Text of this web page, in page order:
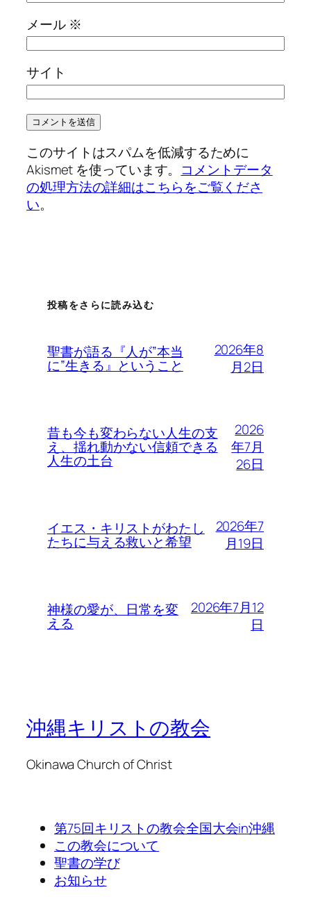
メール ※
サイト
このサイトはスパムを低減するために
Akismet を使っています。 コメントデータ
の処理方法の詳細はこちらをご覧くださ
い。
投稿をさらに読み込む
聖書が語る『人が”本当
に”生きる』ということ
2026年8
月2日
昔も今も変わらない人生の支
え、揺れ動かない信頼できる
人生の土台
2026
年7月
26日
イエス・キリストがわたし
たちに与える救いと希望
2026年7
月19日
神様の愛が、日常を変
える
2026年7月12
日
沖縄キリストの教会
Okinawa Church of Christ
第75回キリストの教会全国大会in沖縄
この教会について
聖書の学び
お知らせ